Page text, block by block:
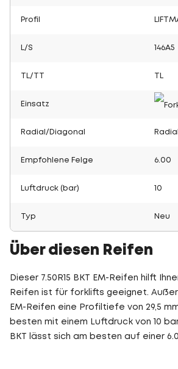
Profil
L/S 146A5
TL/TT
Einsatz
Radial/Diagonal Radial
Empfohlene Felge 6.00
Luftdruck (bar) 10
Typ Neu
Über diesen Reifen
Dieser 7.50R15 BKT EM-Reifen hilft
Reifen ist für forklifts geeignet.
EM-Reifen eine Profiltiefe von 29,5
besten mit einem Luftdruck von 10 bar
BKT lässt sich am besten auf einer